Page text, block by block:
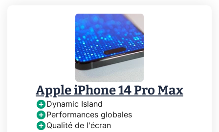
Apple iPhone 14 Pro Max
Dynamic Island
Performances globales
Qualité de l'écran